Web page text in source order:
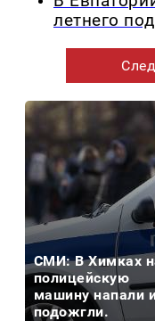
летнего
СМИ: В Химках
полицейскую
машину напали
подожгли.